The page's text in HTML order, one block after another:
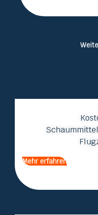
Mehr erfahren